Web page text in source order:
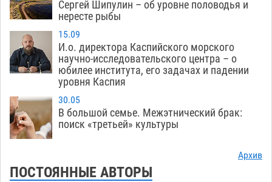
Сергей Шипулин – об уровне половодья и
нересте рыбы
15.09
И.о. директора Каспийского морского
научно-исследовательского центра – о
юбилее института, его задачах и падении
уровня Каспия
30.05
В большой семье. Межэтнический брак:
поиск «третьей» культуры
Архив
ПОСТОЯННЫЕ АВТОРЫ